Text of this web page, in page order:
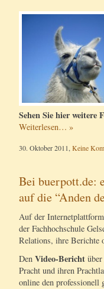
Sehen Sie hier weitere
Weiterlesen… »
30. Oktober 2011, Keine
Bei buerpott.de:
auf die “Anden
Auf der Internetplattform
der Fachhochschule
Relations, ihre Berichte
Den Video-Bericht
Pracht und ihren
online den professionell